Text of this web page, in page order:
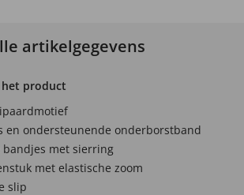
artikelgegevens
product
en ondersteunende onderborstband
met sierring
met elastische zoom
slip